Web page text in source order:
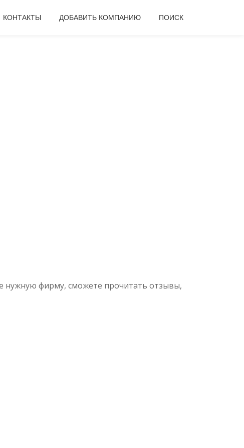
КОНТАКТЫ ДОБАВИТЬ КОМПАНИЮ ПОИСК
нужную фирму, сможете прочитать отзывы,